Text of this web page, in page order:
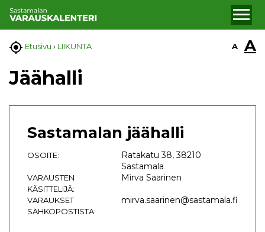
 Etusivu › LIIKUNTA A A
Jäähalli
Sastamalan jäähalli
OSOITE:
Ratakatu 38, 38210
Sastamala
VARAUSTEN
KÄSITTELIJÄ:
Mirva Saarinen
VARAUKSET
SÄHKÖPOSTISTA:
mirva.saarinen@sastamala.fi